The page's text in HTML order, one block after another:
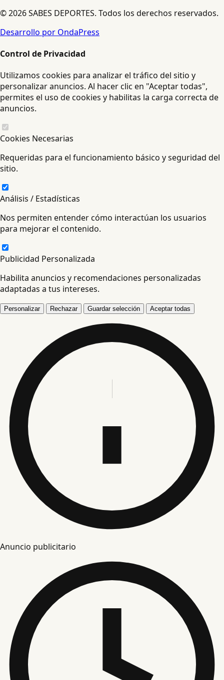
© 2026 SABES DEPORTES. Todos los derechos reservados.
Desarrollo por OndaPress
Control de Privacidad
Utilizamos cookies para analizar el tráfico del sitio y
personalizar anuncios. Al hacer clic en "Aceptar todas",
permites el uso de cookies y habilitas la carga correcta de
anuncios.
Cookies Necesarias
Requeridas para el funcionamiento básico y seguridad del
sitio.
Análisis / Estadísticas
Nos permiten entender cómo interactúan los usuarios
para mejorar el contenido.
Publicidad Personalizada
Habilita anuncios y recomendaciones personalizadas
adaptadas a tus intereses.
Personalizar Rechazar Guardar selección Aceptar todas
Anuncio publicitario